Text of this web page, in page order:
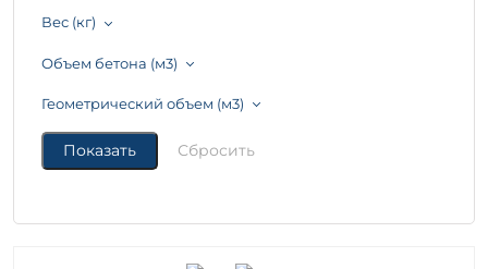
Вес (кг)
Объем бетона (м3)
Геометрический объем (м3)